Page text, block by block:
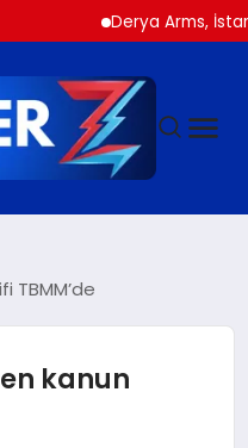
Derya Arms, İstanbul
TBMM’de
kanun